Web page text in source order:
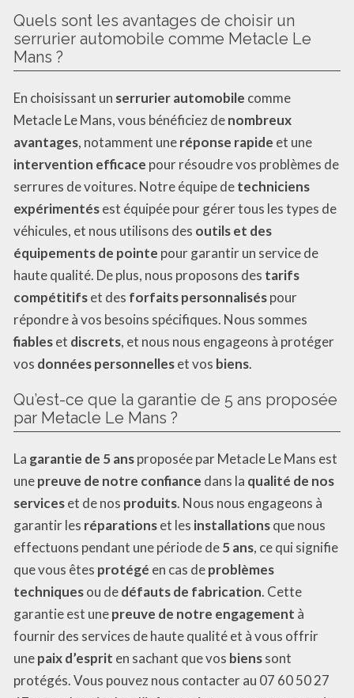
Quels sont les avantages de choisir un
serrurier automobile comme Metacle Le
Mans ?
En choisissant un serrurier automobile comme
Metacle Le Mans, vous bénéficiez denombreux
avantages, notamment uneréponse rapide et une
intervention efficace pour résoudre vos problèmes de
serrures de voitures. Notre équipe detechniciens
expérimentésest équipée pour gérer tous les types de
véhicules, et nous utilisons des outils et des
équipements de pointe pour garantir un service de
haute qualité. De plus, nous proposons des tarifs
compétitifset des forfaits personnaliséspour
répondre à vos besoins spécifiques. Nous sommes
fiableset discrets, et nous nous engageons à protéger
vos données personnelleset vos biens.
Qu’est-ce que la garantie de 5 ans proposée
par Metacle Le Mans ?
La garantie de 5 ansproposée par Metacle Le Mans est
unepreuve de notre confiance dans la qualité de nos
serviceset de nos produits. Nous nous engageons à
garantir les réparationset les installationsque nous
effectuons pendant une période de5 ans, ce qui signifie
que vous êtes protégé en cas deproblèmes
techniquesou dedéfauts de fabrication. Cette
garantie est unepreuve de notre engagement à
fournir des services de haute qualité et à vous offrir
unepaix d’esprit en sachant que vos bienssont
protégés. Vous pouvez nous contacter au 07 60 50 27